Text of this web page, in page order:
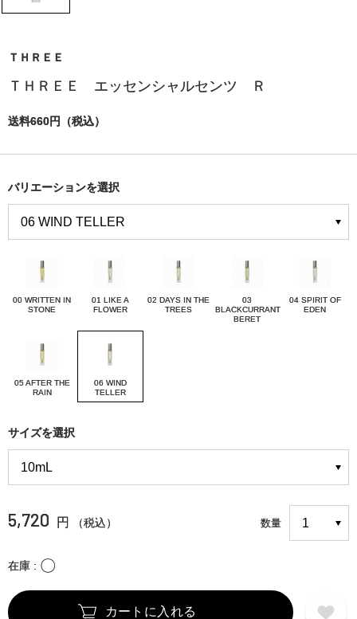
ＴＨＲＥＥ
ＴＨＲＥＥ エッセンシャルセンツ Ｒ
送料660円（税込）
バリエーションを選択
00 WRITTEN IN
STONE
01 LIKE A
FLOWER
02 DAYS IN THE
TREES
03
BLACKCURRANT
BERET
04 SPIRIT OF
EDEN
05 AFTER THE
RAIN
06 WIND
TELLER
サイズを選択
5,720 円 （税込） 数量
在庫 〇
カートに入れる